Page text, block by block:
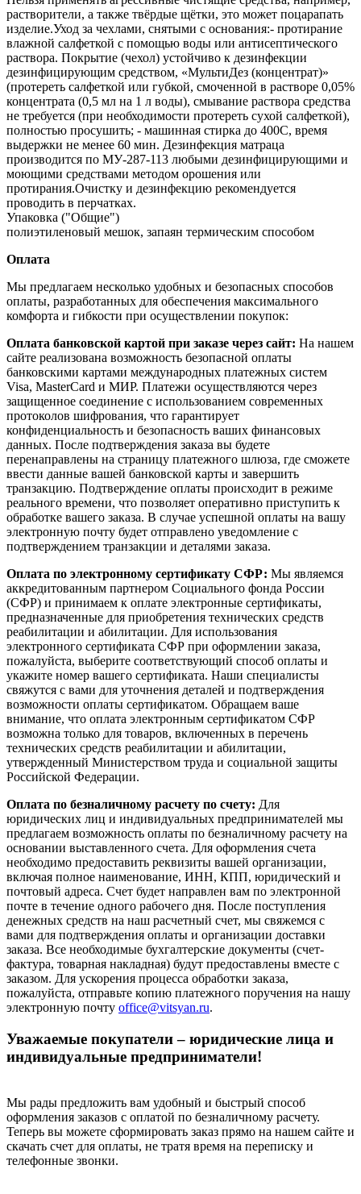
растворители, а также твёрдые щётки, это может поцарапать
изделие.Уход за чехлами, снятыми с основания:- протирание
влажной салфеткой с помощью воды или антисептического
раствора. Покрытие (чехол) устойчиво к дезинфекции
дезинфицирующим средством, «МультиДез (концентрат)»
(протереть салфеткой или губкой, смоченной в растворе 0,05%
концентрата (0,5 мл на 1 л воды), смывание раствора средства
не требуется (при необходимости протереть сухой салфеткой),
полностью просушить; - машинная стирка до 400С, время
выдержки не менее 60 мин. Дезинфекция матраца
производится по МУ‐287‐113 любыми дезинфицирующими и
моющими средствами методом орошения или
протирания.Очистку и дезинфекцию рекомендуется
проводить в перчатках.
Упаковка ("Общие")
полиэтиленовый мешок, запаян термическим способом
Оплата
Мы предлагаем несколько удобных и безопасных способов
оплаты, разработанных для обеспечения максимального
комфорта и гибкости при осуществлении покупок:
Оплата банковской картой при заказе через сайт: На нашем
сайте реализована возможность безопасной оплаты
банковскими картами международных платежных систем
Visa, MasterCard и МИР. Платежи осуществляются через
защищенное соединение с использованием современных
протоколов шифрования, что гарантирует
конфиденциальность и безопасность ваших финансовых
данных. После подтверждения заказа вы будете
перенаправлены на страницу платежного шлюза, где сможете
ввести данные вашей банковской карты и завершить
транзакцию. Подтверждение оплаты происходит в режиме
реального времени, что позволяет оперативно приступить к
обработке вашего заказа. В случае успешной оплаты на вашу
электронную почту будет отправлено уведомление с
подтверждением транзакции и деталями заказа.
Оплата по электронному сертификату СФР: Мы являемся
аккредитованным партнером Социального фонда России
(СФР) и принимаем к оплате электронные сертификаты,
предназначенные для приобретения технических средств
реабилитации и абилитации. Для использования
электронного сертификата СФР при оформлении заказа,
пожалуйста, выберите соответствующий способ оплаты и
укажите номер вашего сертификата. Наши специалисты
свяжутся с вами для уточнения деталей и подтверждения
возможности оплаты сертификатом. Обращаем ваше
внимание, что оплата электронным сертификатом СФР
возможна только для товаров, включенных в перечень
технических средств реабилитации и абилитации,
утвержденный Министерством труда и социальной защиты
Российской Федерации.
Оплата по безналичному расчету по счету: Для
юридических лиц и индивидуальных предпринимателей мы
предлагаем возможность оплаты по безналичному расчету на
основании выставленного счета. Для оформления счета
необходимо предоставить реквизиты вашей организации,
включая полное наименование, ИНН, КПП, юридический и
почтовый адреса. Счет будет направлен вам по электронной
почте в течение одного рабочего дня. После поступления
денежных средств на наш расчетный счет, мы свяжемся с
вами для подтверждения оплаты и организации доставки
заказа. Все необходимые бухгалтерские документы (счет-
фактура, товарная накладная) будут предоставлены вместе с
заказом. Для ускорения процесса обработки заказа,
пожалуйста, отправьте копию платежного поручения на нашу
электронную почту office@vitsyan.ru.
Уважаемые покупатели – юридические лица и
индивидуальные предприниматели!
Мы рады предложить вам удобный и быстрый способ
оформления заказов с оплатой по безналичному расчету.
Теперь вы можете сформировать заказ прямо на нашем сайте и
скачать счет для оплаты, не тратя время на переписку и
телефонные звонки.